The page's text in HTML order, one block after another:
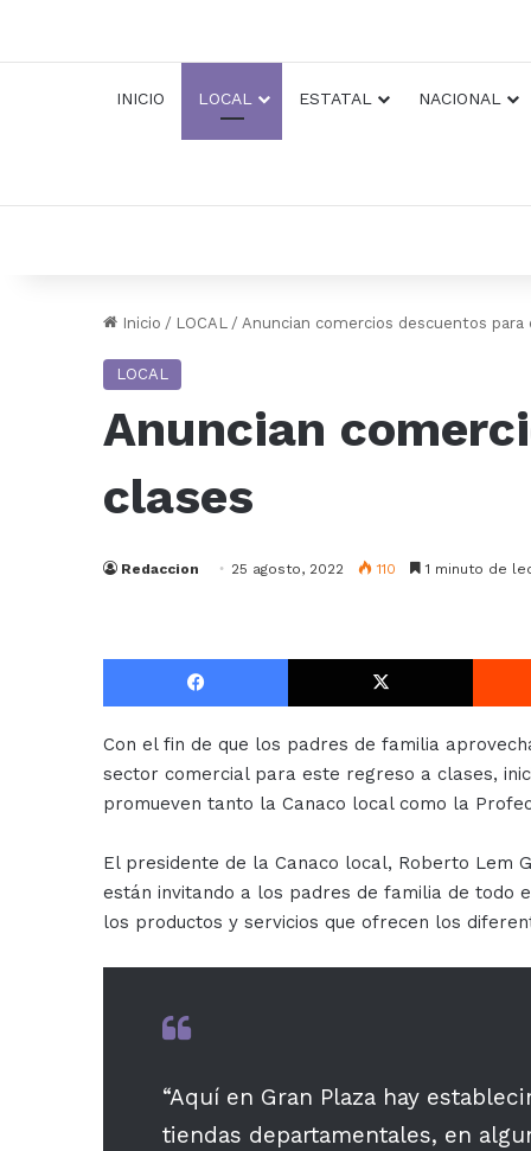
INICIO LOCAL ESTATAL NACIONAL
Inicio / LOCAL / Anuncian comercios descuentos para
LOCAL
Anuncian
clases
Redaccion 25 agosto, 2022 110 1 minuto de
Facebook X
Con el fin de que los padres de familia
sector comercial para este regreso a clases,
promueven tanto la Canaco local como la
El presidente de la Canaco local, Roberto Lem
están invitando a los padres de familia de todo
los productos y servicios que ofrecen los
“Aquí en Gran Plaza hay
tiendas departamentales, en